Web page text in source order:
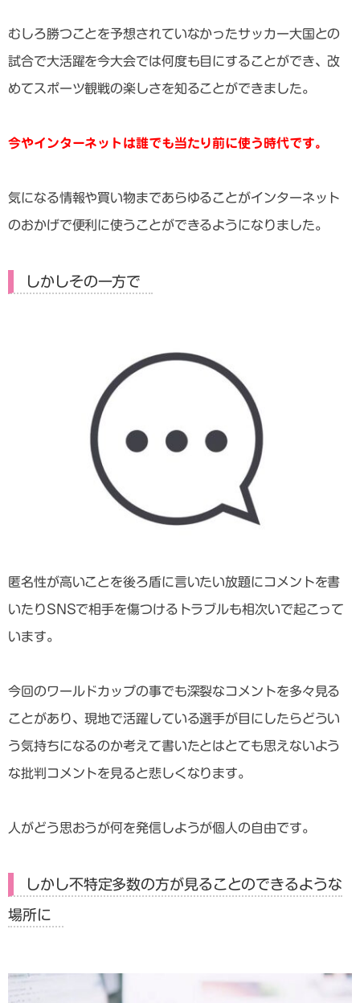
むしろ勝つことを予想されていなかったサッカー大国との
試合で大活躍を今大会では何度も目にすることができ、改
めてスポーツ観戦の楽しさを知ることができました。
今やインターネットは誰でも当たり前に使う時代です。
気になる情報や買い物まであらゆることがインターネット
のおかげで便利に使うことができるようになりました。
しかしその一方で
匿名性が高いことを後ろ盾に言いたい放題にコメントを書
いたりSNSで相手を傷つけるトラブルも相次いで起こって
います。
今回のワールドカップの事でも深裂なコメントを多々見る
ことがあり、現地で活躍している選手が目にしたらどうい
う気持ちになるのか考えて書いたとはとても思えないよう
な批判コメントを見ると悲しくなります。
人がどう思おうが何を発信しようが個人の自由です。
しかし不特定多数の方が見ることのできるような
場所に